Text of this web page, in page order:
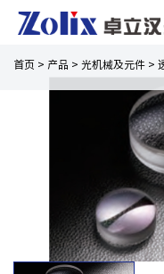
首页 > 产品 > 光机械及元件 >